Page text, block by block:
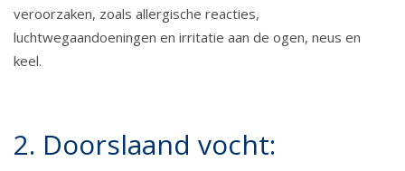
veroorzaken, zoals allergische reacties,
luchtwegaandoeningen en irritatie aan de ogen, neus en
keel.
2. Doorslaand vocht: